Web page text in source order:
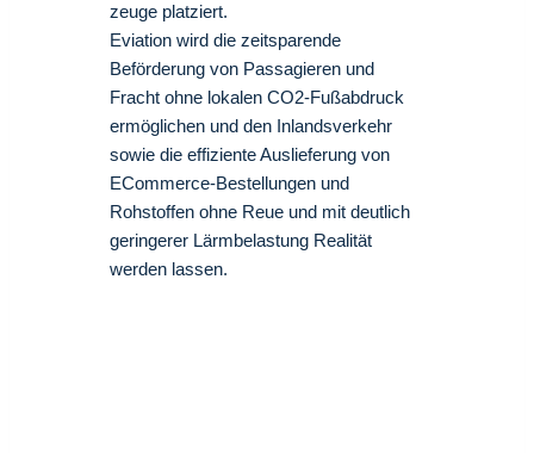
zeuge platziert.
Eviation wird die zeitsparende
Beförderung von Passagieren und
Fracht ohne lokalen CO2-Fußabdruck
ermöglichen und den Inlandsverkehr
sowie die effiziente Auslieferung von
ECommerce-Bestellungen und
Rohstoffen ohne Reue und mit deutlich
geringerer Lärmbelastung Realität
werden lassen.